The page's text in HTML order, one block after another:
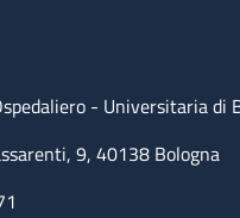
- Universitaria di
9, 40138 Bologna